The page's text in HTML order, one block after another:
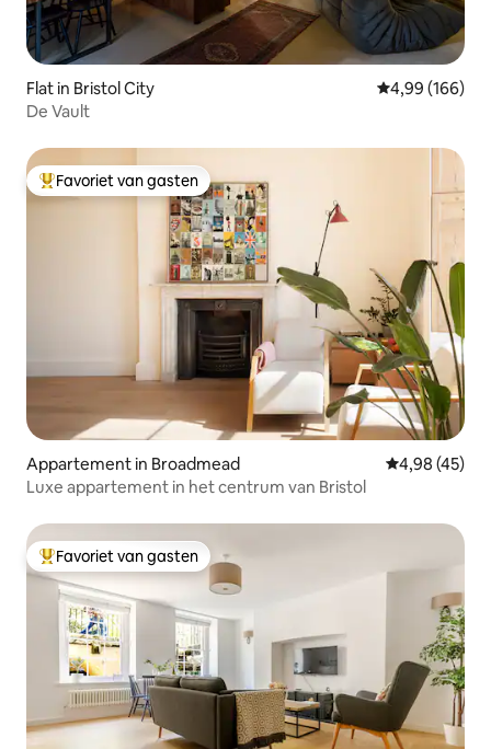
Flat in Bristol City Gemiddelde
4,99 (166)
De Vault
Topfavoriet van gasten
Favoriet van gasten
Appartement in Broadmead Gemiddelde
4,98 (45)
Luxe appartement in het centrum van Bristol
Topfavoriet van gasten
Favoriet van gasten